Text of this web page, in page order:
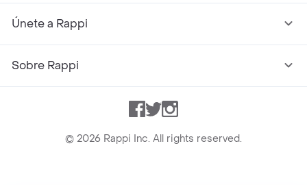
Únete a Rappi
Sobre Rappi
Facebook
TwitterInstagram
© 2026 Rappi Inc. All rights reserved.